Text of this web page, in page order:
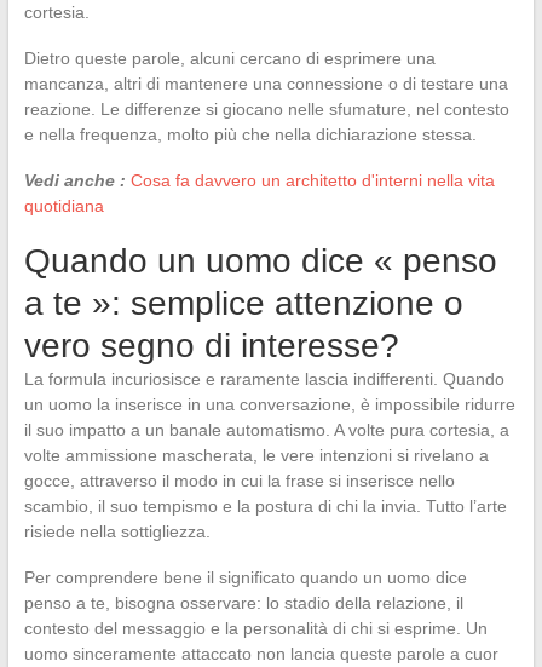
cortesia.
Dietro queste parole, alcuni cercano di esprimere una
mancanza, altri di mantenere una connessione o di testare una
reazione. Le differenze si giocano nelle sfumature, nel contesto
e nella frequenza, molto più che nella dichiarazione stessa.
Vedi anche : Cosa fa davvero un architetto d'interni nella vita
quotidiana
Quando un uomo dice « penso
a te »: semplice attenzione o
vero segno di interesse?
La formula incuriosisce e raramente lascia indifferenti. Quando
un uomo la inserisce in una conversazione, è impossibile ridurre
il suo impatto a un banale automatismo. A volte pura cortesia, a
volte ammissione mascherata, le vere intenzioni si rivelano a
gocce, attraverso il modo in cui la frase si inserisce nello
scambio, il suo tempismo e la postura di chi la invia. Tutto l’arte
risiede nella sottigliezza.
Per comprendere bene il significato quando un uomo dice
penso a te, bisogna osservare: lo stadio della relazione, il
contesto del messaggio e la personalità di chi si esprime. Un
uomo sinceramente attaccato non lancia queste parole a cuor